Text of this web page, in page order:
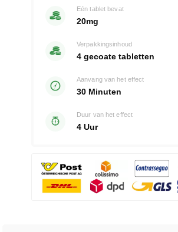
Eén tablet bevat
20mg
Verpakkingsinhoud
4 gecoate tabletten
Aanvang van het effect
30 Minuten
Duur van het effect
4 Uur